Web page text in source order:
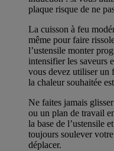
plaque risque de ne
La cuisson à feu
même pour faire
l’ustensile monter
intensifier les saveurs
vous devez utiliser un
la chaleur souhaitée
Ne faites jamais
ou un plan de travail
la base de l’ustensile
toujours soulever
déplacer.